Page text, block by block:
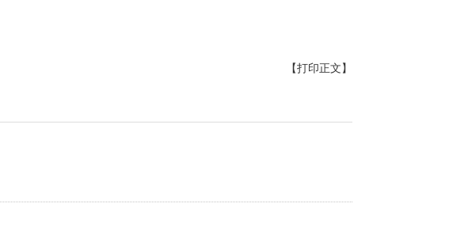
【打印正文】